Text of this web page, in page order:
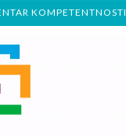
KOMPETENTNOSTI